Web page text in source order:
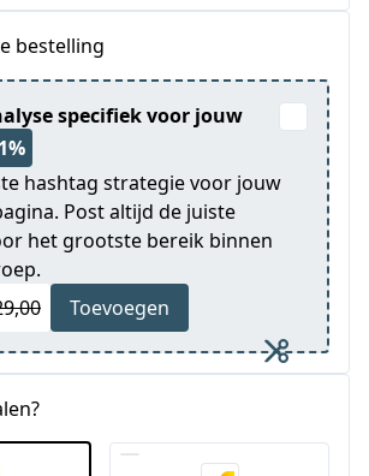
bestelling
specifiek voor jouw
hashtag strategie voor jouw
Post altijd de juiste
het grootste bereik binnen
Toevoegen